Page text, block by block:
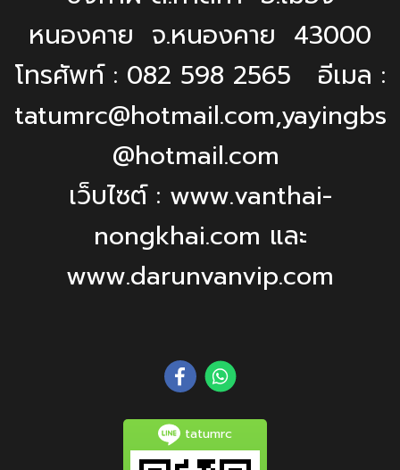
หนองคาย จ.หนองคาย 43000
โทรศัพท์ : 082 598 2565 อีเมล :
tatumrc@hotmail.com,yayingbs
@hotmail.com
เว็บไซต์ : www.vanthai-
nongkhai.com และ
www.darunvanvip.com
tatumrc